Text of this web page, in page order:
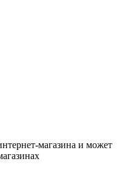
магазина и может